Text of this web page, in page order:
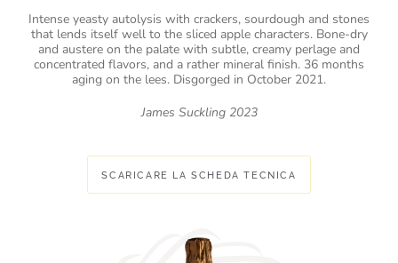
Intense yeasty autolysis with crackers, sourdough and stones
that lends itself well to the sliced apple characters. Bone-dry
and austere on the palate with subtle, creamy perlage and
concentrated flavors, and a rather mineral finish. 36 months
aging on the lees. Disgorged in October 2021.
James Suckling 2023
SCARICARE LA SCHEDA TECNICA